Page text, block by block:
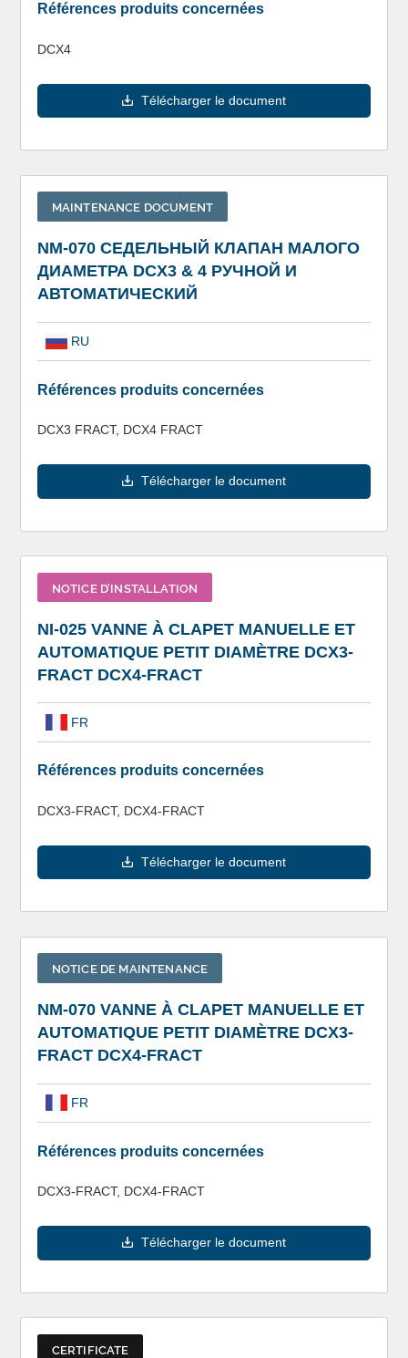
Références produits concernées
DCX4
Télécharger le document
MAINTENANCE DOCUMENT
NM-070 СЕДЕЛЬНЫЙ КЛАПАН МАЛОГО
ДИАМЕТРА DCX3 & 4 РУЧНОЙ И
АВТОМАТИЧЕСКИЙ
RU
Références produits concernées
DCX3 FRACT, DCX4 FRACT
Télécharger le document
NOTICE D’INSTALLATION
NI-025 VANNE À CLAPET MANUELLE ET
AUTOMATIQUE PETIT DIAMÈTRE DCX3-
FRACT DCX4-FRACT
FR
Références produits concernées
DCX3-FRACT, DCX4-FRACT
Télécharger le document
NOTICE DE MAINTENANCE
NM-070 VANNE À CLAPET MANUELLE ET
AUTOMATIQUE PETIT DIAMÈTRE DCX3-
FRACT DCX4-FRACT
FR
Références produits concernées
DCX3-FRACT, DCX4-FRACT
Télécharger le document
CERTIFICATE